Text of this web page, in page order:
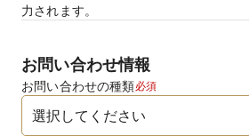
力されます。
お問い合わせ情報
お問い合わせの種類必須